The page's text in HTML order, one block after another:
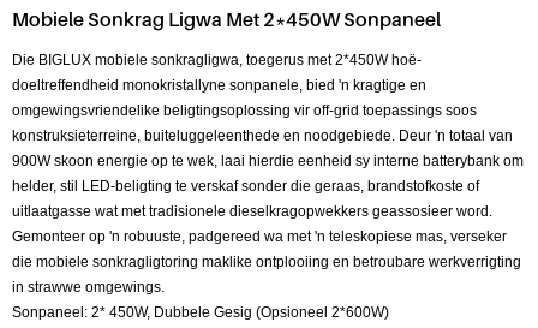
Mobiele Sonkrag Ligwa Met 2*450W Sonpaneel
Die BIGLUX mobiele sonkragligwa, toegerus met 2*450W hoë-
doeltreffendheid monokristallyne sonpanele, bied 'n kragtige en
omgewingsvriendelike beligtingsoplossing vir off-grid toepassings soos
konstruksieterreine, buiteluggeleenthede en noodgebiede. Deur 'n totaal van
900W skoon energie op te wek, laai hierdie eenheid sy interne batterybank om
helder, stil LED-beligting te verskaf sonder die geraas, brandstofkoste of
uitlaatgasse wat met tradisionele dieselkragopwekkers geassosieer word.
Gemonteer op 'n robuuste, padgereed wa met 'n teleskopiese mas, verseker
die mobiele sonkragligtoring maklike ontplooiing en betroubare werkverrigting
in strawwe omgewings.
Sonpaneel: 2* 450W, Dubbele Gesig (Opsioneel 2*600W)